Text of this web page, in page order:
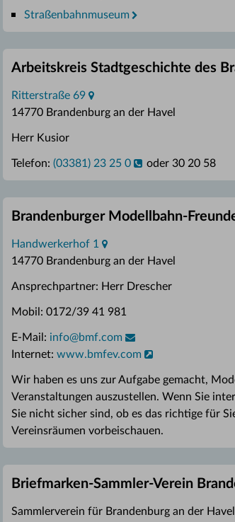
Straßenbahnmuseum
Arbeitskreis Stadtgeschichte des
Ritterstraße 69
14770 Brandenburg an der Havel
Herr Kusior
Telefon: (03381) 23 25 0 oder 30 20 58
Brandenburger Modellbahn-
Handwerkerhof 1
14770 Brandenburg an der Havel
Ansprechpartner: Herr Drescher
Mobil: 0172/39 41 981
E-Mail: info@bmf.com
Internet: www.bmfev.com
Wir haben es uns zur Aufgabe gemacht,
Veranstaltungen auszustellen. Wenn Sie
Sie nicht sicher sind, ob es das richtige für
Vereinsräumen vorbeischauen.
Briefmarken-Sammler-Verein
Sammlerverein für Brandenburg an der